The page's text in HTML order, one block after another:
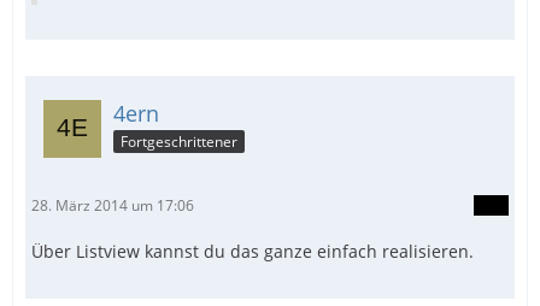
4ern
Fortgeschrittener
28. März 2014 um 17:06
Über Listview kannst du das ganze einfach realisieren.